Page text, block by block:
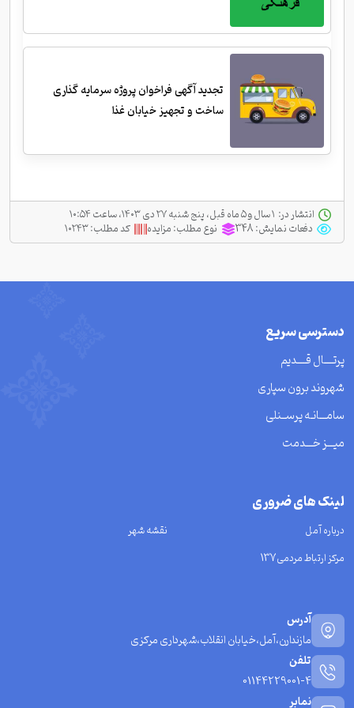
تجدید آگهی فراخوان پروژه سرمایه گذاری
ساخت و تجهیز خیابان غذا
انتشار در:
دفعات نمایش:348 نوع مطلب:مزایده کد مطلب:۱۰۲۴۳
دسترسی سریع
پرتــــال قــــدیم
شهروند برون سپاری
سامـــانـه پرســنلی
میـــز خـــدمت
لینک های ضروری
درباره آمل
نقشه شهر
مرکز ارتباط مردمی137
آدرس
مازندارن،آمل،خیابان انقلاب،شهرداری مرکزی
تلفن
01144229001-4
نمابر